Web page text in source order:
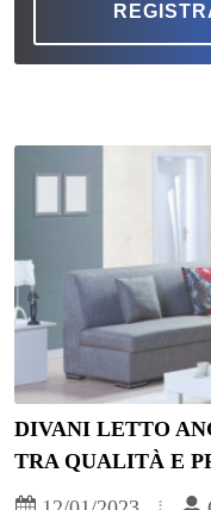
DIVANI LETTO
TRA QUALITÀ E